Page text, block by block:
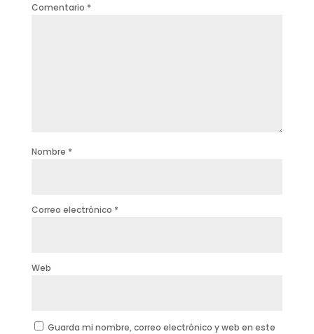
Comentario *
Nombre *
Correo electrónico *
Web
Guarda mi nombre, correo electrónico y web en este